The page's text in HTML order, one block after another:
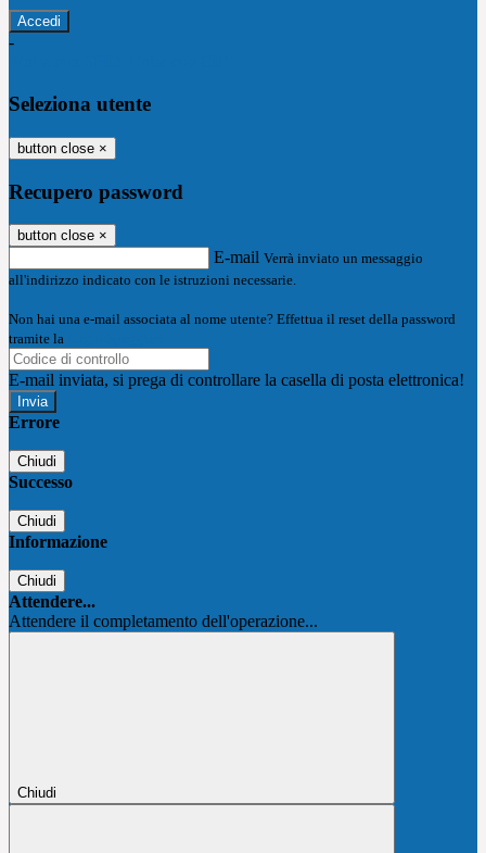
-
Seleziona utente
button close ×
Recupero password
button close ×
E-mail Verrà inviato un messaggio
all'indirizzo indicato con le istruzioni necessarie.
Non hai una e-mail associata al nome utente? Effettua il reset della password
tramite la
E-mail inviata, si prega di controllare la casella di posta elettronica!
Errore
Chiudi
Successo
Chiudi
Informazione
Chiudi
Attendere...
Attendere il completamento dell'operazione...
Chiudi